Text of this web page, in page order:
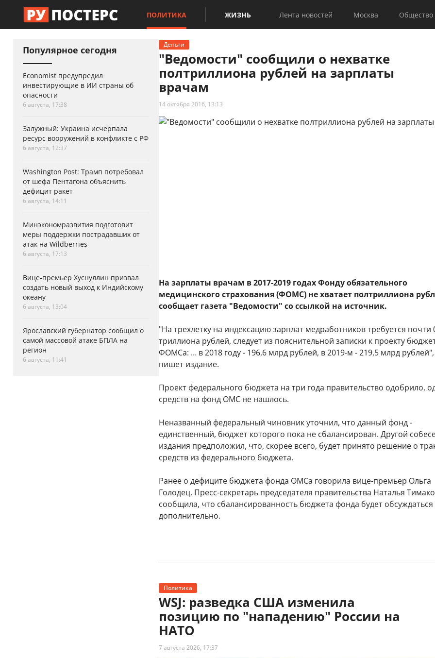
ПОЛИТИКА ЖИЗНЬ Лента новостей Москва Общество
Популярное сегодня
Economist предупредил
инвестирующие в ИИ страны об
опасности
6 августа, 17:38
Залужный: Украина исчерпала
ресурс вооружений в конфликте с РФ
6 августа, 12:37
Washington Post: Трамп потребовал
от шефа Пентагона объяснить
дефицит ракет
6 августа, 14:11
Минэкономразвития подготовит
меры поддержки пострадавших от
атак на Wildberries
6 августа, 17:13
Вице-премьер Хуснуллин призвал
создать новый выход к Индийскому
океану
6 августа, 13:04
Ярославский губернатор сообщил о
самой массовой атаке БПЛА на
регион
6 августа, 11:41
Деньги
"Ведомости" сообщили о нехватке
полтриллиона рублей на зарплаты
врачам
14 октября 2016, 13:13
На зарплаты врачам в 2017-2019 годах Фонду обязательного
медицинского страхования (ФОМС) не хватает полтриллиона
сообщает газета "Ведомости" со ссылкой на источник.
"На трехлетку на индексацию зарплат медработников требуется почти
триллиона рублей, следует из пояснительной записки к проекту
ФОМСа: … в 2018 году - 196,6 млрд рублей, в 2019-м - 219,5 млрд
пишет издание.
Проект федерального бюджета на три года правительство одобрило,
средств на фонд ОМС не нашлось.
Неназванный федеральный чиновник уточнил, что данный фонд -
единственный, бюджет которого пока не сбалансирован. Другой
издания предположил, что, скорее всего, будет принято решение о
средств из федерального бюджета.
Ранее о дефиците бюджета фонда ОМСа говорила вице-премьер Ольга
Голодец. Пресс-секретарь председателя правительства Наталья
сообщила, что сбалансированность бюджета фонда будет обсуждаться
дополнительно.
Политика
WSJ: разведка США изменила
позицию по "нападению" России на
НАТО
7 августа 2026, 17:37